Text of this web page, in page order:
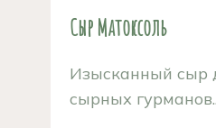
Сыр Матоксоль
Изысканный сыр
сырных